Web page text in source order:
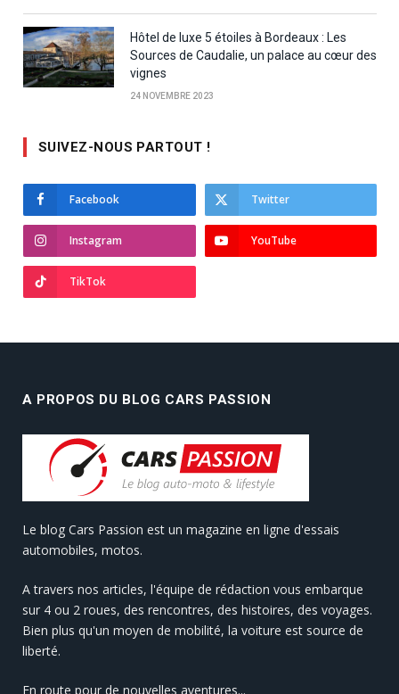
Hôtel de luxe 5 étoiles à Bordeaux : Les
Sources de Caudalie, un palace au cœur des
vignes
24 NOVEMBRE 2023
SUIVEZ-NOUS PARTOUT !
Facebook Twitter
Instagram YouTube
TikTok
A PROPOS DU BLOG CARS PASSION
Le blog Cars Passion est un magazine en ligne d'essais
automobiles, motos.
A travers nos articles, l'équipe de rédaction vous embarque
sur 4 ou 2 roues, des rencontres, des histoires, des voyages.
Bien plus qu'un moyen de mobilité, la voiture est source de
liberté.
En route pour de nouvelles aventures...